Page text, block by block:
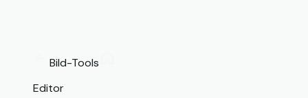
Bild-Tools
Editor